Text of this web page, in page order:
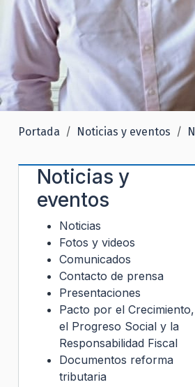
Portada Noticias y eventos
Noticias y
eventos
Noticias
Fotos y videos
Comunicados
Contacto de prensa
Presentaciones
Pacto por el Crecimiento,
el Progreso Social y la
Responsabilidad Fiscal
Documentos reforma
tributaria